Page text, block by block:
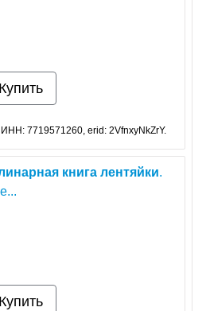
Купить
7719571260, erid: 2VfnxyNkZrY.
книга лентяйки.
Купить